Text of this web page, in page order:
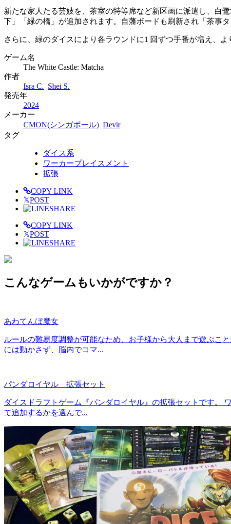
新たな家人たる芸妓を、茶室の特等席など新区画に派遣し、白
下」「緑の橋」が追加されます。自藩ボードも刷新され「茶事
さらに、緑のダイスにより各ラウンドに1 回ずつ手番が増え、よ
ゲーム名
The White Castle: Matcha
作者
Isra C. Shei S.
発売年
2024
メーカー
CMON(シンガポール) Devir
タグ
ダイス系
ワーカープレイスメント
拡張
COPY LINK
𝕏POST
SHARE
COPY LINK
𝕏POST
SHARE
こんなゲームもいかがですか？
あわてんぼ魔女
ルールの難易度調整が可能なため、お子様から大人まで遊ぶこ
には動かさず、脳内でコマ...
パンダロイヤル 拡張セット
ダイスドラフトゲーム『パンダロイヤル』の拡張セットです。
て追加するかを選んで...